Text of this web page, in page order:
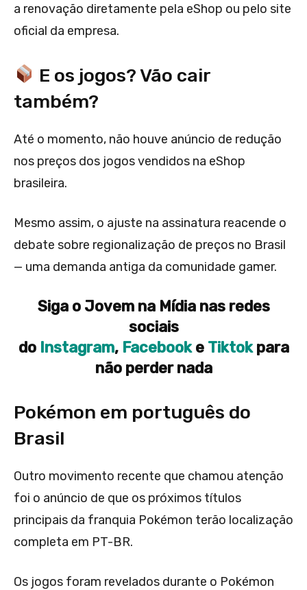
a renovação diretamente pela eShop ou pelo site
oficial da empresa.
E os jogos? Vão cair
também?
Até o momento, não houve anúncio de redução
nos preços dos jogos vendidos na eShop
brasileira.
Mesmo assim, o ajuste na assinatura reacende o
debate sobre regionalização de preços no Brasil
— uma demanda antiga da comunidade gamer.
Siga o Jovem na Mídia nas redes
sociais
do Instagram, Facebooke Tiktokpara
não perder nada
Pokémon em português do
Brasil
Outro movimento recente que chamou atenção
foi o anúncio de que os próximos títulos
principais da franquia Pokémon terão localização
completa em PT-BR.
Os jogos foram revelados durante o Pokémon